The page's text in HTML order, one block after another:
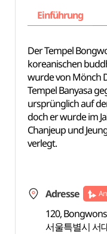
Einführung
Der Tempel
koreanischen
wurde von Mönch
Tempel Banyasa
ursprünglich auf
doch er wurde im
Chanjeup und
verlegt.
Adresse
120,
서울특별시 서